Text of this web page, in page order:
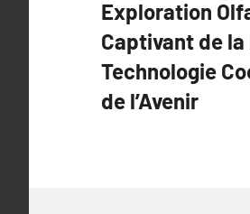
de
l’article
Exploration
Captivant de
Technologie
de l’Avenir